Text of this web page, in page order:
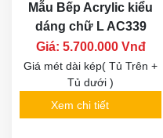
Mẫu Bếp Acrylic kiểu
dáng chữ L AC339
Giá: 5.700.000 Vnđ
Giá mét dài kép( Tủ Trên +
Tủ dưới )
Xem chi tiết